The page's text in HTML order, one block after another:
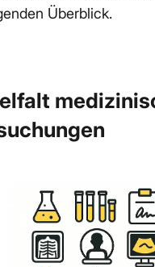
Überblick.